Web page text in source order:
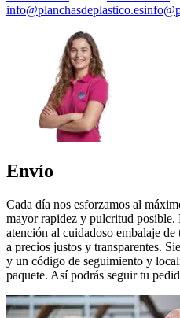
info@planchasdeplastico.es
Envío
Cada día nos esforzamos al
mayor rapidez y pulcritud posible.
atención al cuidadoso embalaje
a precios justos y transparentes.
y un código de seguimiento y
paquete. Así podrás seguir tu